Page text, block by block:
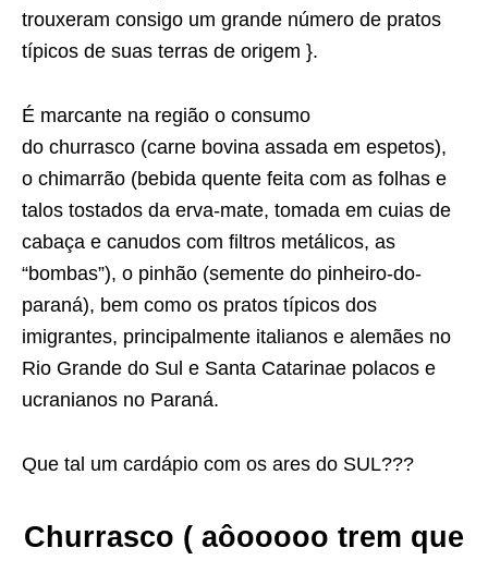
trouxeram consigo um grande número de pratos
típicos de suas terras de origem }.
É marcante na região o consumo
do churrasco (carne bovina assada em espetos),
o chimarrão (bebida quente feita com as folhas e
talos tostados da erva-mate, tomada em cuias de
cabaça e canudos com filtros metálicos, as
“bombas”), o pinhão (semente do pinheiro-do-
paraná), bem como os pratos típicos dos
imigrantes, principalmente italianos e alemães no
Rio Grande do Sul e Santa Catarinae polacos e
ucranianos no Paraná.
Que tal um cardápio com os ares do SUL???
Churrasco ( aôooooo trem que